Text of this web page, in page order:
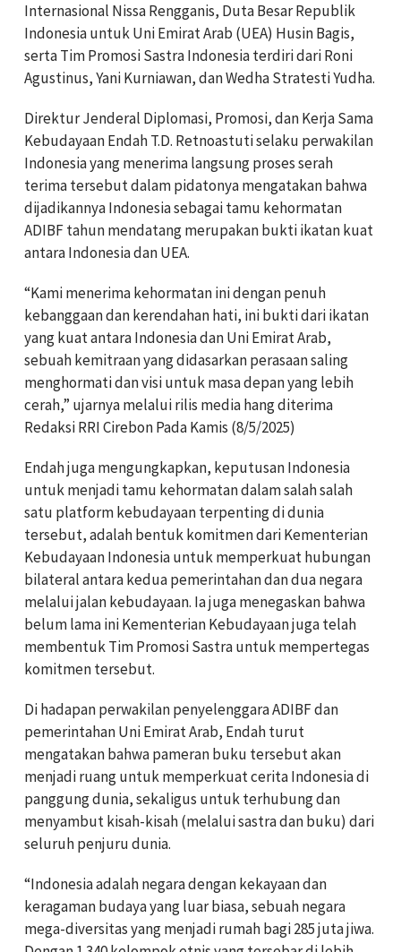
Internasional Nissa Rengganis, Duta Besar Republik
Indonesia untuk Uni Emirat Arab (UEA) Husin Bagis,
serta Tim Promosi Sastra Indonesia terdiri dari Roni
Agustinus, Yani Kurniawan, dan Wedha Stratesti Yudha.
Direktur Jenderal Diplomasi, Promosi, dan Kerja Sama
Kebudayaan Endah T.D. Retnoastuti selaku perwakilan
Indonesia yang menerima langsung proses serah
terima tersebut dalam pidatonya mengatakan bahwa
dijadikannya Indonesia sebagai tamu kehormatan
ADIBF tahun mendatang merupakan bukti ikatan kuat
antara Indonesia dan UEA.
“Kami menerima kehormatan ini dengan penuh
kebanggaan dan kerendahan hati, ini bukti dari ikatan
yang kuat antara Indonesia dan Uni Emirat Arab,
sebuah kemitraan yang didasarkan perasaan saling
menghormati dan visi untuk masa depan yang lebih
cerah,” ujarnya melalui rilis media hang diterima
Redaksi RRI Cirebon Pada Kamis (8/5/2025)
Endah juga mengungkapkan, keputusan Indonesia
untuk menjadi tamu kehormatan dalam salah salah
satu platform kebudayaan terpenting di dunia
tersebut, adalah bentuk komitmen dari Kementerian
Kebudayaan Indonesia untuk memperkuat hubungan
bilateral antara kedua pemerintahan dan dua negara
melalui jalan kebudayaan. Ia juga menegaskan bahwa
belum lama ini Kementerian Kebudayaan juga telah
membentuk Tim Promosi Sastra untuk mempertegas
komitmen tersebut.
Di hadapan perwakilan penyelenggara ADIBF dan
pemerintahan Uni Emirat Arab, Endah turut
mengatakan bahwa pameran buku tersebut akan
menjadi ruang untuk memperkuat cerita Indonesia di
panggung dunia, sekaligus untuk terhubung dan
menyambut kisah-kisah (melalui sastra dan buku) dari
seluruh penjuru dunia.
“Indonesia adalah negara dengan kekayaan dan
keragaman budaya yang luar biasa, sebuah negara
mega-diversitas yang menjadi rumah bagi 285 juta jiwa.